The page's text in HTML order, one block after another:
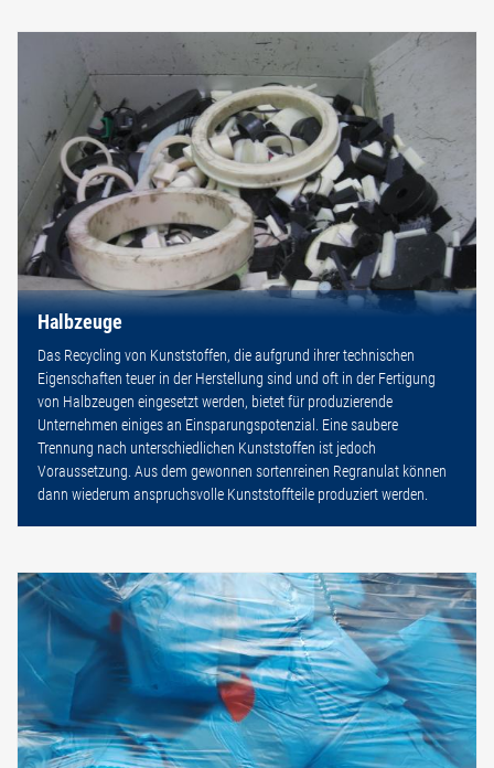
Halbzeuge
Das Recycling von Kunststoffen, die aufgrund ihrer technischen
Eigenschaften teuer in der Herstellung sind und oft in der Fertigung
von Halbzeugen eingesetzt werden, bietet für produzierende
Unternehmen einiges an Einsparungspotenzial. Eine saubere
Trennung nach unterschiedlichen Kunststoffen ist jedoch
Voraussetzung. Aus dem gewonnen sortenreinen Regranulat können
dann wiederum anspruchsvolle Kunststoffteile produziert werden.